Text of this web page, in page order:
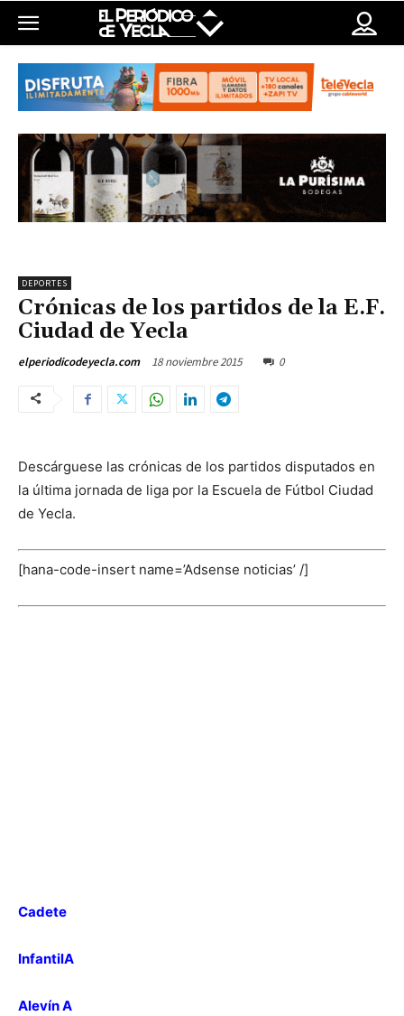
DEPORTES
Crónicas de los partidos de la E.F.
Ciudad de Yecla
elperiodicodeyecla.com 18 noviembre 2015 0
Descárguese las crónicas de los partidos disputados en
la última jornada de liga por la Escuela de Fútbol Ciudad
de Yecla.
[hana-code-insert name=’Adsense noticias’ /]
Cadete
InfantilA
Alevín A